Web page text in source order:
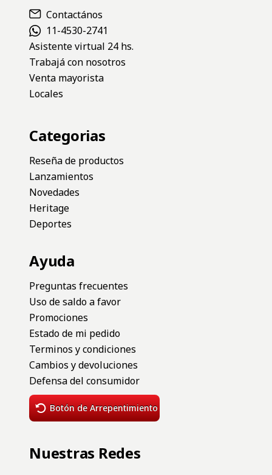
Contactános
11-4530-2741
Asistente virtual 24 hs.
Trabajá con nosotros
Venta mayorista
Locales
Categorias
Reseña de productos
Lanzamientos
Novedades
Heritage
Deportes
Ayuda
Preguntas frecuentes
Uso de saldo a favor
Promociones
Estado de mi pedido
Terminos y condiciones
Cambios y devoluciones
Defensa del consumidor
Botón de Arrepentimiento
Nuestras Redes